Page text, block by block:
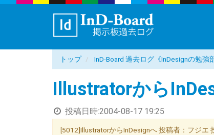
トップ InD-Board 過去ログ《InDesignの勉強
Illustratorから
投稿日時:2004-08-17 19:25
[5012]IllustratorからInDesignへ 投稿者：フジ